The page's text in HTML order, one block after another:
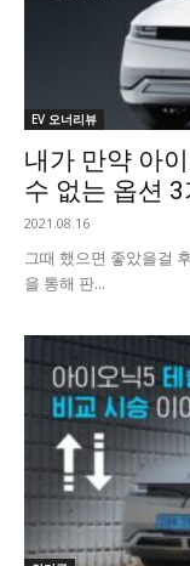
EV 오너리뷰
내가 만약 아
수 없는 옵션 3
2021.08.16
그때 했으면 좋았을걸
을 통해 판...